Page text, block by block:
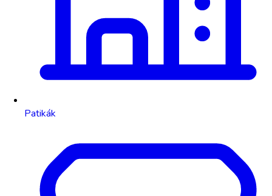
Patikák